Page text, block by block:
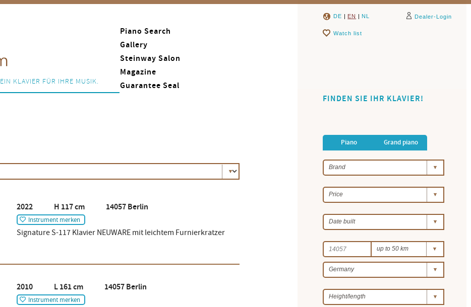
EIN KLAVIER FÜR IHRE MUSIK.
Piano Search
Gallery
Steinway Salon
Magazine
Guarantee Seal
2022 H 117 cm 14057 Berlin
Instrument merken
Signature S-117 Klavier NEUWARE mit leichtem Furnierkratzer
2010 L 161 cm 14057 Berlin
Instrument merken
DE | EN | NL Dealer-Login
Watch list
FINDEN SIE IHR KLAVIER!
Piano Grand piano